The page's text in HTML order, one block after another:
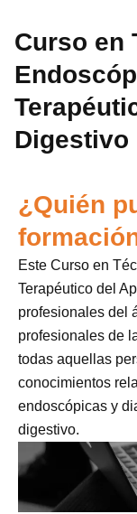
Curso en
Digestivo
¿Quién
Este Curso en
Terapéutico del
profesionales del
profesionales de
todas aquellas
conocimientos
endoscópicas y
digestivo.